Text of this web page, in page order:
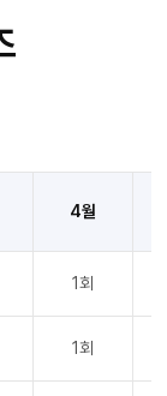
4월
1회
1회